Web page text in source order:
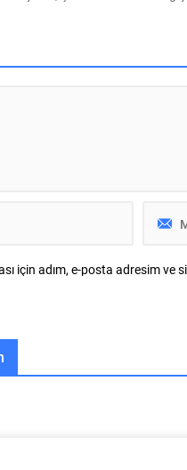
kredisi sektör tarafından
için adım, e-posta adresim ve